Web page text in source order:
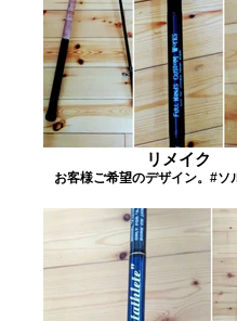
リメイク
お客様ご希望のデザイン。#ソ